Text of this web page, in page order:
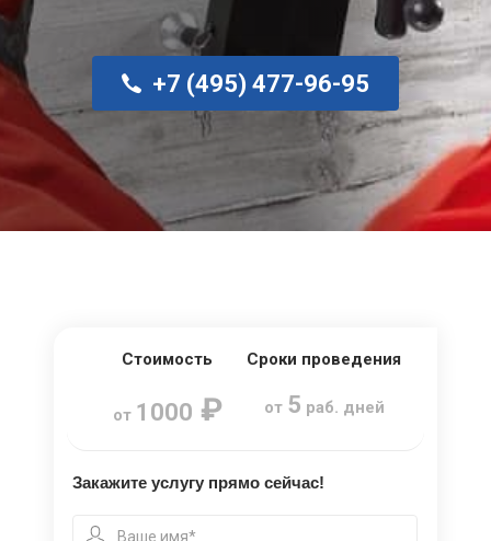
+7 (495) 477-96-95
Стоимость
от 1000 ₽
Сроки проведения
от 5 раб. дней
Закажите услугу прямо сейчас!